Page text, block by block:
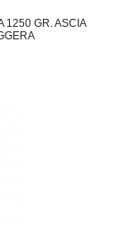
1250 GR. ASCIA